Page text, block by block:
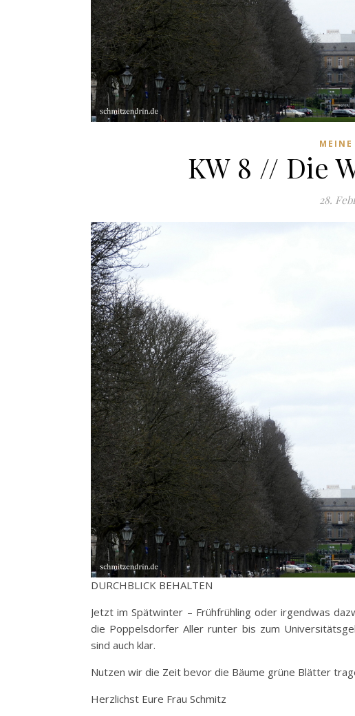
MEINE
KW 8 // Die
28.
DURCHBLICK BEHALTEN
Jetzt im Spätwinter – Frühfrühling oder irgendwas
die Poppelsdorfer Aller runter bis zum
sind auch klar.
Nutzen wir die Zeit bevor die Bäume grüne Blätter
Herzlichst Eure Frau Schmitz